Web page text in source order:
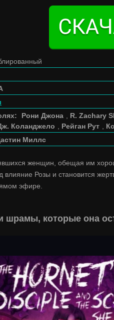
Рони Джона R. Zachary
Коланджело Рейган Рут
Миллс
женщин, обещая им
Розы и становится
эфире.
которые она